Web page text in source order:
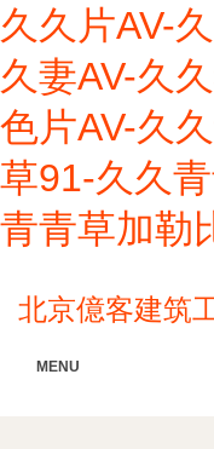
久久片AV-
久妻AV-久
色片AV-久
草91-久久
青青草加勒
北京億客建筑
MENU